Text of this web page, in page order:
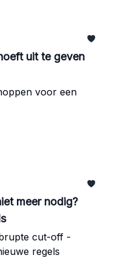
uit te geven
voor een
meer nodig?
cut-off -
regels